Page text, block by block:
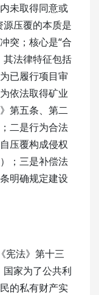
未取得同意或
源压覆的本质是
突；核心是“合
其法律特征包括
已履行项目审
依法取得矿业
第五条、第二
二是行为合法
压覆构成侵权
；三是补偿法
明确规定建设
宪法》第十三
国家为了公共利
的私有财产实